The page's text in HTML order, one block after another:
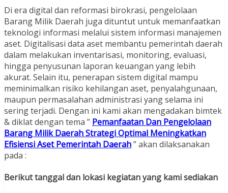
Di era digital dan reformasi birokrasi, pengelolaan
Barang Milik Daerah juga dituntut untuk memanfaatkan
teknologi informasi melalui sistem informasi manajemen
aset. Digitalisasi data aset membantu pemerintah daerah
dalam melakukan inventarisasi, monitoring, evaluasi,
hingga penyusunan laporan keuangan yang lebih
akurat. Selain itu, penerapan sistem digital mampu
meminimalkan risiko kehilangan aset, penyalahgunaan,
maupun permasalahan administrasi yang selama ini
sering terjadi. Dengan ini kami akan mengadakan bimtek
& diklat dengan tema ” Pemanfaatan Dan Pengelolaan
Barang Milik Daerah Strategi Optimal Meningkatkan
Efisiensi Aset Pemerintah Daerah” akan dilaksanakan
pada :
Berikut tanggal dan lokasi kegiatan yang kami sediakan